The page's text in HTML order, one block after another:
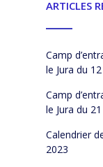
ARTICLES
Camp
le Jura du
Camp
le Jura du
Calendrier
2023